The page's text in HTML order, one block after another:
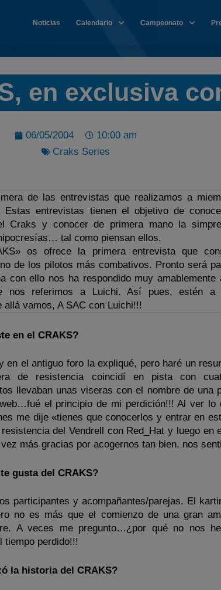
Noticias Calendario Campeonato
en exclusiva
06/05/2004
10:00 am
Craks Series
de las entrevistas que realizamos a
Estas entrevistas tienen el objetivo de
Craks y conocer de primera mano la
tal como piensan ellos.
os ofrece la primera entrevista que
de los pilotos más combativos. Pronto será
con ello nos ha respondido muy amablemente
nos referimos a Luichi. Así pues, estén a
allá vamos, A SAC con Luichi!!!
en el CRAKS?
en el antiguo foro la expliqué, pero haré un
de resistencia coincidí en pista con
llevaban unas viseras con el nombre de una
el principio de mi perdición!!! Al ver lo
me dije «tienes que conocerlos y entrar en
del Vendrell con Red_Hat y luego en
más gracias por acogernos tan bien, nos
gusta del CRAKS?
participantes y acompañantes/parejas. El
no es más que el comienzo de una gran
A veces me pregunto…¿por qué no nos
tiempo perdido!!!
la historia del CRAKS?